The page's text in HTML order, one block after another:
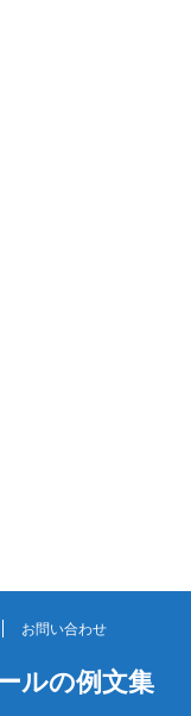
お問い合わせ
ルの例文集